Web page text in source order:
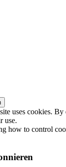
uses cookies. By
use.
how to control